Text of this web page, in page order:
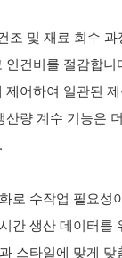
조 및 재료 회수 과
인건비를 절감합니
제어하여 일관된
산량 계수 기능은
로 수작업 필요성
간 생산 데이터를
스타일에 맞게 맞